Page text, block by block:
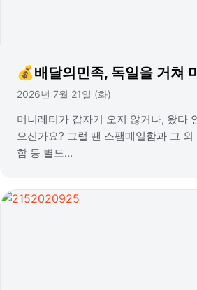
💰배달의민족, 독일을 거쳐
2026년 7월 21일 (화)
머니레터가 갑자기 오지 않거나, 왔다
으신가요? 그럴 땐 스팸메일함과 그
함 등 별도...